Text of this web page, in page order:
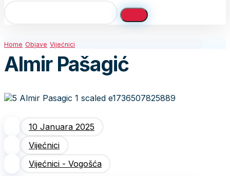
Home Objave Vijećnici
Almir Pašagić
10 Januara 2025
Vijećnici
Vijećnici - Vogošća